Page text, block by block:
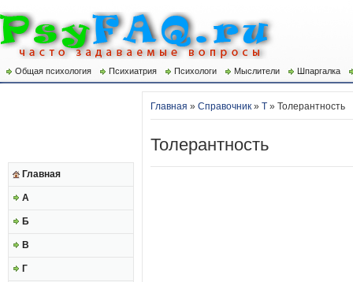
Общая психология Психиатрия Психологи Мыслители Шпаргалка
Главная
А
Б
В
Г
Главная » Справочник » Т » Толерантность
Толерантность